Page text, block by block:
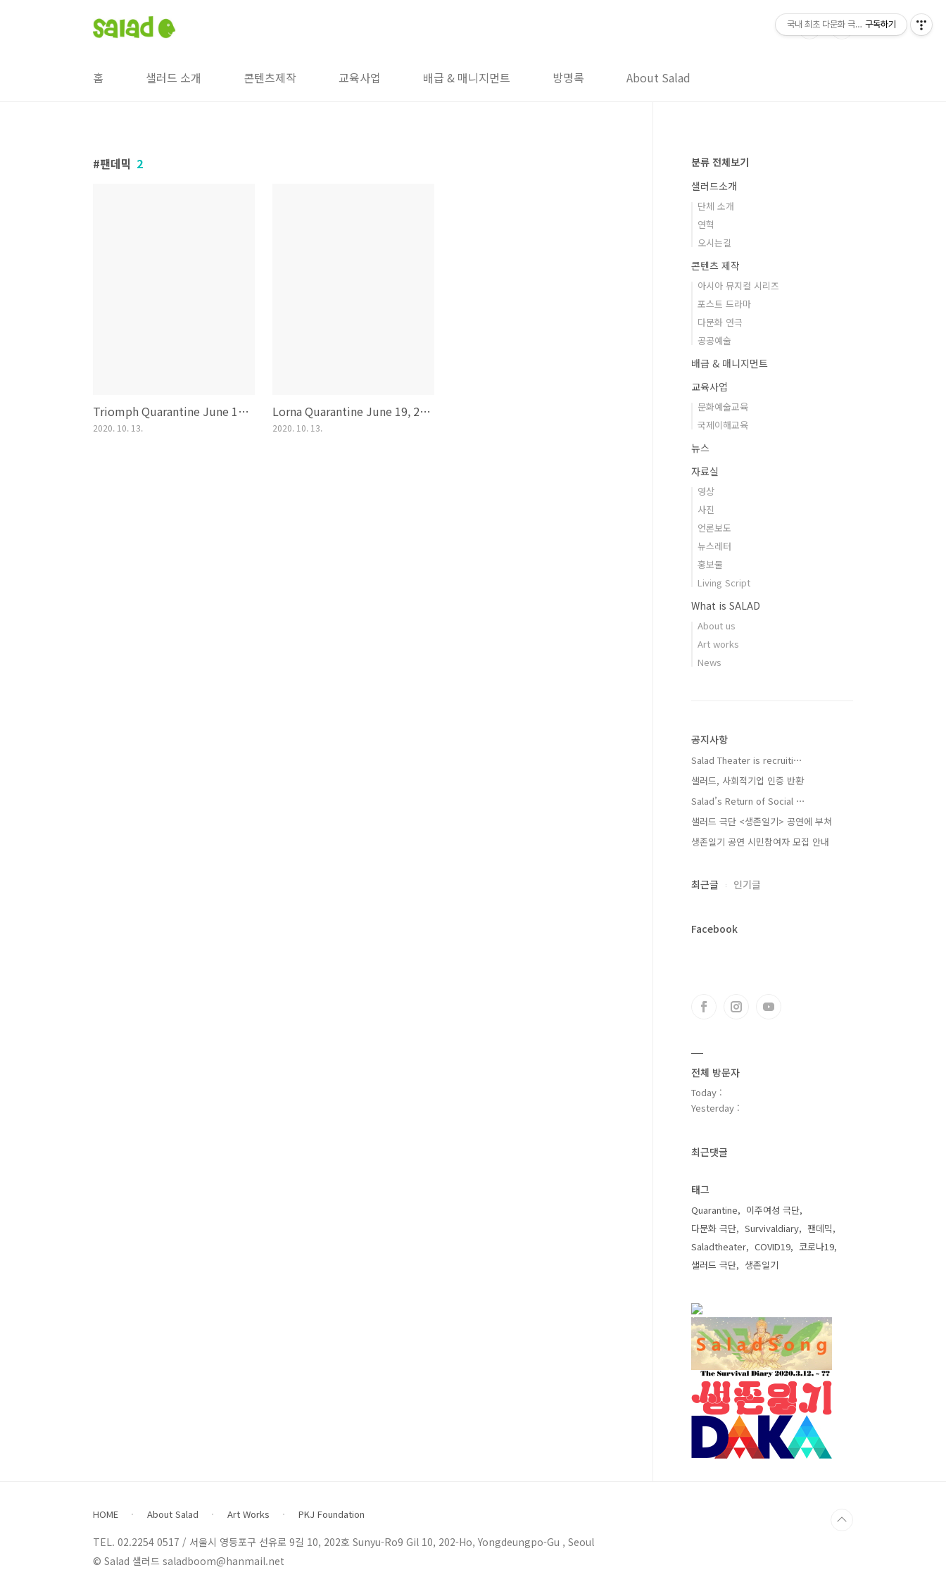
홈 샐러드 소개 콘텐츠제작 교육사업 배급 & 매니지먼트 방명록 About Salad
팬데믹 2
Triomph Quarantine June 19, 2020
2020. 10. 13.
Lorna Quarantine June 19, 2020
2020. 10. 13.
분류 전체보기
샐러드소개
단체 소개
연혁
오시는길
콘텐츠 제작
아시아 뮤지컬 시리즈
포스트 드라마
다문화 연극
공공예술
배급 & 매니지먼트
교육사업
문화예술교육
국제이해교육
뉴스
자료실
영상
사진
언론보도
뉴스레터
홍보물
Living Script
What is SALAD
About us
Art works
News
공지사항
Salad Theater is recruiti⋯
샐러드, 사회적기업 인증 반환
Salad’s Return of Social ⋯
샐러드 극단 <생존일기> 공연에 부쳐
생존일기 공연 시민참여자 모집 안내
최근글 인기글
Facebook
전체 방문자
Today :
Yesterday :
최근댓글
태그
Quarantine
이주여성 극단
다문화 극단
Survivaldiary
팬데믹
Saladtheater
COVID19
코로나19
샐러드 극단
생존일기
HOME About Salad Art Works PKJ Foundation
TEL. 02.2254 0517 / 서울시 영등포구 선유로 9길 10, 202호 Sunyu-Ro9 Gil 10, 202-Ho, Yongdeungpo-Gu , Seoul
© Salad 샐러드 saladboom@hanmail.net
국내 최초 다문화 극단 샐러드 Salad
구독하기